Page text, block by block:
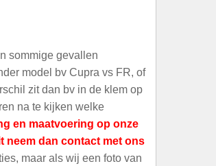
sommige gevallen
model bv Cupra vs FR, of
zit dan bv in de klem op
na te kijken welke
en maatvoering op onze
neem dan contact met ons
maar als wij een foto van